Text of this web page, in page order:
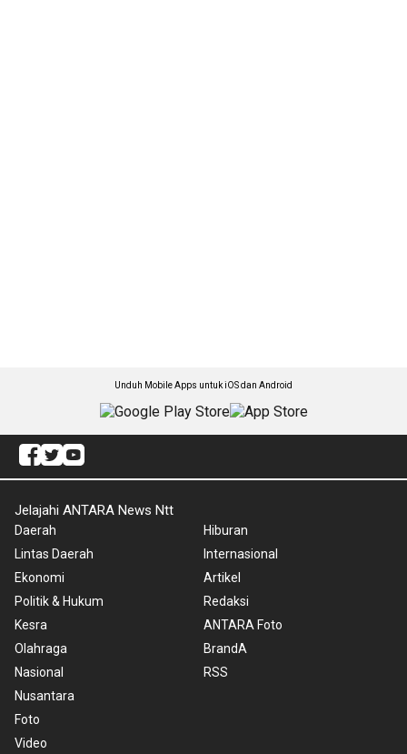
Unduh Mobile Apps untuk iOS dan Android
Jelajahi ANTARA News Ntt
Daerah
Lintas Daerah
Ekonomi
Politik & Hukum
Kesra
Olahraga
Nasional
Nusantara
Foto
Video
Hiburan
Internasional
Artikel
Redaksi
ANTARA Foto
BrandA
RSS